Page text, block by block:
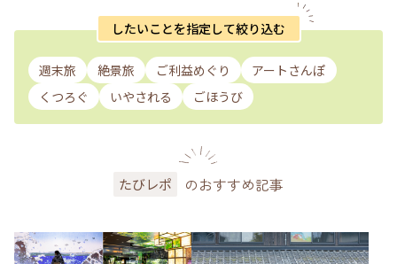
したいことを指定して絞り込む
週末旅 絶景旅 ご利益めぐり
アートさんぽ
くつろぐ
いやされる ごほうび
たびレポ のおすすめ記事